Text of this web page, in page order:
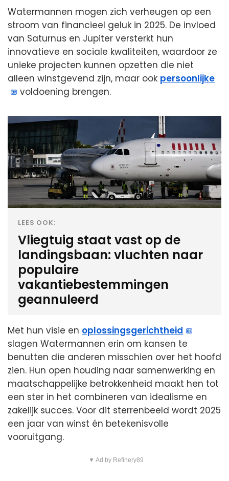
Watermannen mogen zich verheugen op een
stroom van financieel geluk in 2025. De invloed
van Saturnus en Jupiter versterkt hun
innovatieve en sociale kwaliteiten, waardoor ze
unieke projecten kunnen opzetten die niet
alleen winstgevend zijn, maar ook persoonlijke
voldoening brengen.
LEES OOK:
Vliegtuig staat vast op de
landingsbaan: vluchten naar
populaire
vakantiebestemmingen
geannuleerd
Met hun visie en oplossingsgerichtheid
slagen Watermannen erin om kansen te
benutten die anderen misschien over het hoofd
zien. Hun open houding naar samenwerking en
maatschappelijke betrokkenheid maakt hen tot
een ster in het combineren van idealisme en
zakelijk succes. Voor dit sterrenbeeld wordt 2025
een jaar van winst én betekenisvolle
vooruitgang.
▼ Ad by Refinery89